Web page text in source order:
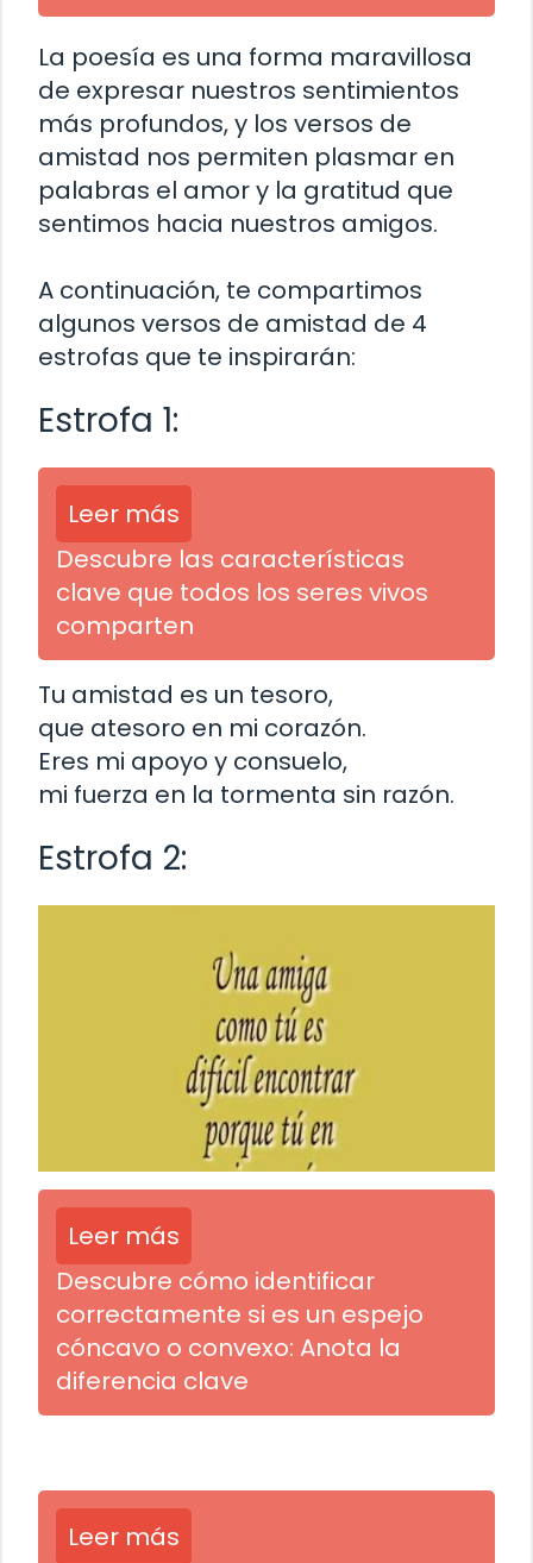
La poesía es una forma maravillosa
de expresar nuestros sentimientos
más profundos, y los versos de
amistad nos permiten plasmar en
palabras el amor y la gratitud que
sentimos hacia nuestros amigos.
A continuación, te compartimos
algunos versos de amistad de 4
estrofas que te inspirarán:
Estrofa 1:
Leer más
Descubre las características
clave que todos los seres vivos
comparten
Tu amistad es un tesoro,
que atesoro en mi corazón.
Eres mi apoyo y consuelo,
mi fuerza en la tormenta sin razón.
Estrofa 2:
Leer más
Descubre cómo identificar
correctamente si es un espejo
cóncavo o convexo: Anota la
diferencia clave
Leer más